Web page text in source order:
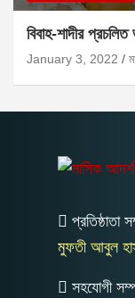
বিবাহ-শাদীর
January 3, 2022
প্রতিষ্ঠাতা
মুফতী আবুল
সহযোগী